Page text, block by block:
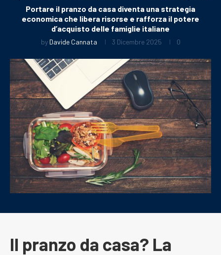
Portare il pranzo da casa diventa una strategia
economica che libera risorse e rafforza il potere
d’acquisto delle famiglie italiane
by Davide Cannata 3 Dicembre 2025 0
Il pranzo da casa? La